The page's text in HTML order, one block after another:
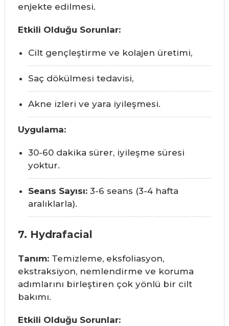
enjekte edilmesi.
Etkili Olduğu Sorunlar:
Cilt gençleştirme ve kolajen üretimi,
Saç dökülmesi tedavisi,
Akne izleri ve yara iyileşmesi.
Uygulama:
30-60 dakika sürer, iyileşme süresi
yoktur.
Seans Sayısı:3-6 seans (3-4 hafta
aralıklarla).
7. Hydrafacial
Tanım:Temizleme, eksfoliasyon,
ekstraksiyon, nemlendirme ve koruma
adımlarını birleştiren çok yönlü bir cilt
bakımı.
Etkili Olduğu Sorunlar: